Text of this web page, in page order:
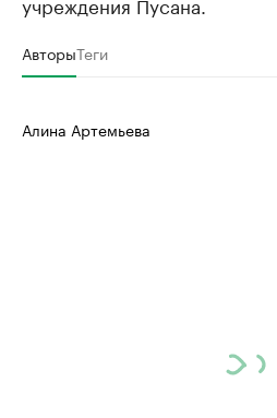
АвторыТеги
Алина Артемьева